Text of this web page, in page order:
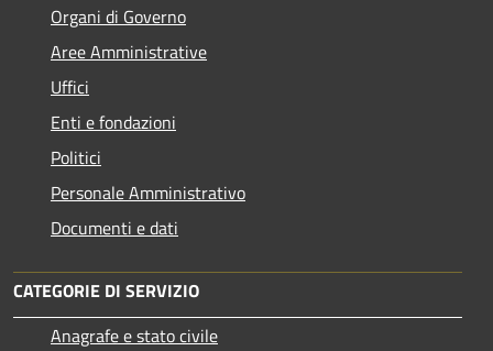
Organi di Governo
Aree Amministrative
Uffici
Enti e fondazioni
Politici
Personale Amministrativo
Documenti e dati
CATEGORIE DI SERVIZIO
Anagrafe e stato civile